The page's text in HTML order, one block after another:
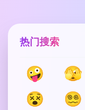
热门搜索
🤪 🫣
😵
😵‍💫